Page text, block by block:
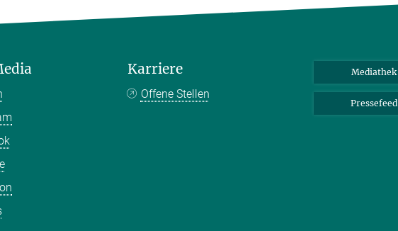
Karriere
Offene Stellen
Mediathek
Pressefeed